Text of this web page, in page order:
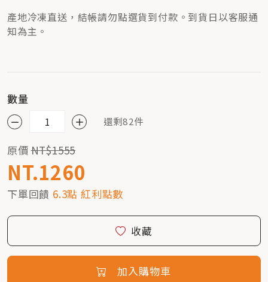
產地冷凍直送，結帳請勿點選貨到付款。到貨日以客服通
知為主。
數量
還剩82件
原價NT$1555
NT.1260
下單回饋 6.3點 紅利點數
收藏
加入購物車